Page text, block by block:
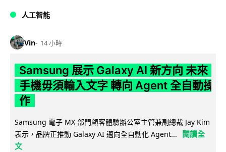
人工智能
Vin 14 小時
Samsung 展示 Galaxy AI 新方向 未來
手機毋須輸入文字 轉向 Agent 全自動操
作
Samsung 電子 MX 部門顧客體驗辦公室主管兼副總裁 Jay Kim
表示，品牌正推動 Galaxy AI 邁向全自動化 Agent...
閱讀全
文